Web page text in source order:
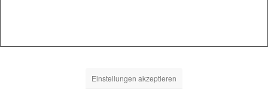
Einstellungen akzeptieren